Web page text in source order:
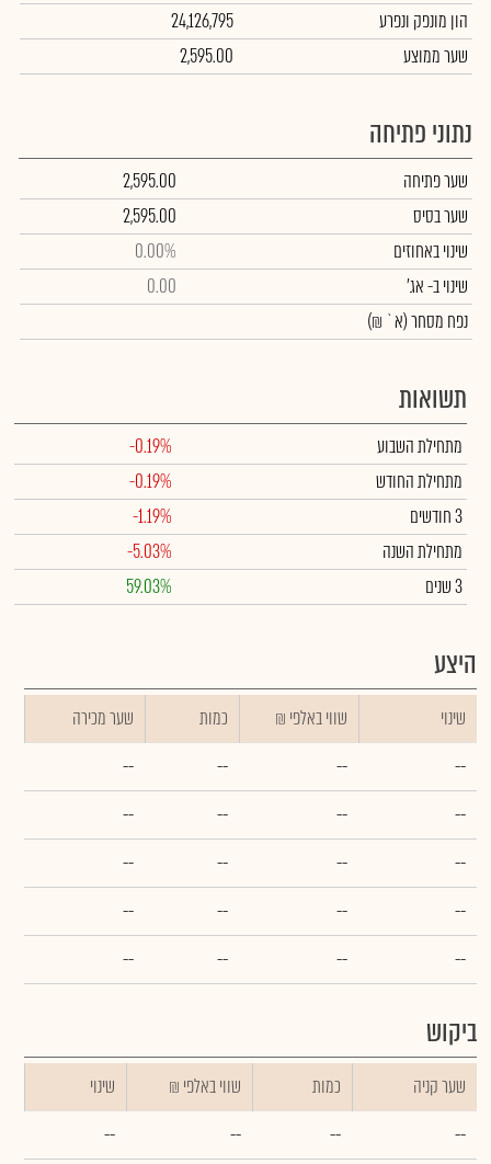
הון מונפק ונפרע
24,126,795
שער ממוצע
2,595.00
נתוני פתיחה
שער פתיחה
2,595.00
שער בסיס
2,595.00
שינוי באחוזים
0.00%
שינויב- אג'
0.00
נפח מסחר(א` ₪)
תשואות
מתחילת השבוע
-0.19%
מתחילת החודש
-0.19%
3 חודשים
-1.19%
מתחילת השנה
-5.03%
3 שנים
59.03%
היצע
שינוי ₪ שווי באלפי כמות
שער מכירה
--
--
--
--
--
--
--
--
--
--
--
--
--
--
--
--
--
--
--
--
ביקוש
שער קניה כמות ₪ שווי באלפי
שינוי
--
--
--
--